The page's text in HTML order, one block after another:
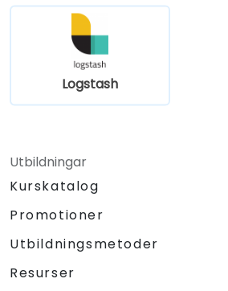
Logstash
Utbildningar
Kurskatalog
Promotioner
Utbildningsmetoder
Resurser